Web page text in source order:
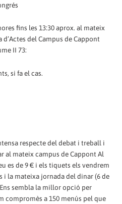
fins les 13:30 aprox. al mateix
del Campus de Cappont
II 73:
si fa el cas.
respecte del debat i treball i
al mateix campus de Cappont Al
es de 9 € i els tiquets els vendrem
i la mateixa jornada del dinar (6 de
sembla la millor opció per
compromès a 150 menús pel que